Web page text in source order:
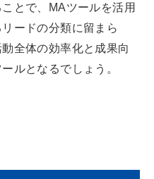
とで、MAツールを活用
ードの分類に留まら
全体の効率化と成果向
ルとなるでしょう。